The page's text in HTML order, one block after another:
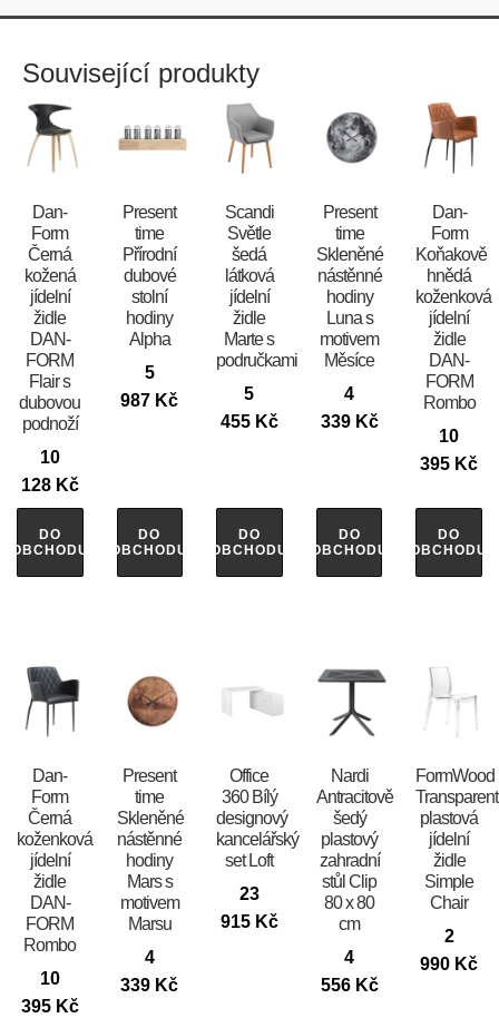
Související produkty
​​​​​Dan-
Form
Černá
kožená
jídelní
židle
DAN-
FORM
Flair s
dubovou
podnoží
10
128 Kč
DO
OBCHODU
Present
time
Přírodní
dubové
stolní
hodiny
Alpha
5
987 Kč
DO
OBCHODU
Scandi
Světle
šedá
látková
jídelní
židle
Marte s
područkami
5
455 Kč
DO
OBCHODU
Present
time
Skleněné
nástěnné
hodiny
Luna s
motivem
Měsíce
4
339 Kč
DO
OBCHODU
​​​​​Dan-
Form
Koňakově
hnědá
koženková
jídelní
židle
DAN-
FORM
Rombo
10
395 Kč
DO
OBCHODU
​​​​​Dan-
Form
Černá
koženková
jídelní
židle
DAN-
FORM
Rombo
10
395 Kč
Present
time
Skleněné
nástěnné
hodiny
Mars s
motivem
Marsu
4
339 Kč
Office
360 Bílý
designový
kancelářský
set Loft
23
915 Kč
Nardi
Antracitově
šedý
plastový
zahradní
stůl Clip
80 x 80
cm
4
556 Kč
FormWood
plastová
jídelní
židle
Simple
Chair
2
990 Kč